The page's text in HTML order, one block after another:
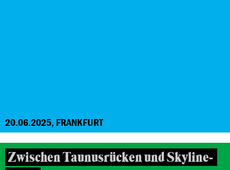
20.06.2025, FRANKFURT
Zwischen Taunusrücken und Skyline-